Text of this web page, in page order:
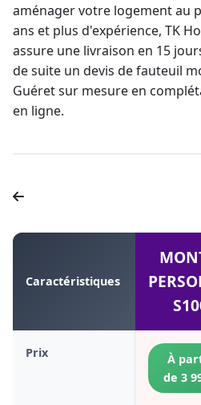
aménager votre logement au
ans et plus d'expérience, TK
assure une livraison en 15
de suite un devis de fauteuil
Guéret sur mesure en
en ligne.
Caractéristiques
Prix
À
de 3